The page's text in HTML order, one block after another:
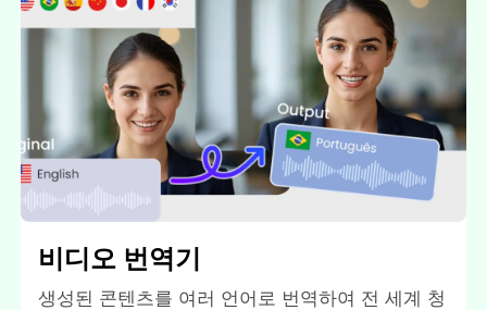
비디오 번역기
생성된 콘텐츠를 여러 언어로 번역하여 전 세계 청